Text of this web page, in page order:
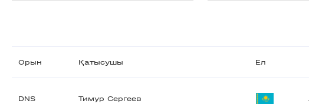
Орын Қатысушы Ел
DNS Тимур Сергеев